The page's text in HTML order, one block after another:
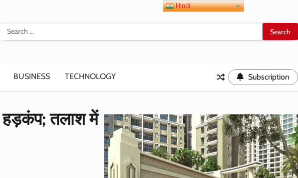
Search
BUSINESS TECHNOLOGY Subscription
हड़कंप; तलाश में
Hindi